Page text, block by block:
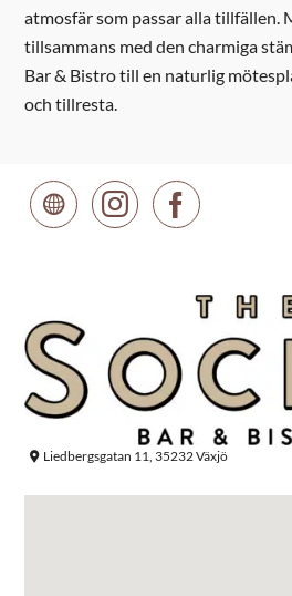
atmosfär som passar alla tillfällen.
tillsammans med den charmiga
Bar & Bistro till en naturlig
och tillresta.
Liedbergsgatan 11, 35232 Växjö